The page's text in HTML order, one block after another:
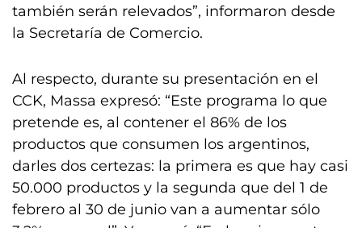
también serán relevados”, informaron desde
la Secretaría de Comercio.
Al respecto, durante su presentación en el
CCK, Massa expresó: “Este programa lo que
pretende es, al contener el 86% de los
productos que consumen los argentinos,
darles dos certezas: la primera es que hay casi
50.000 productos y la segunda que del 1 de
febrero al 30 de junio van a aumentar sólo